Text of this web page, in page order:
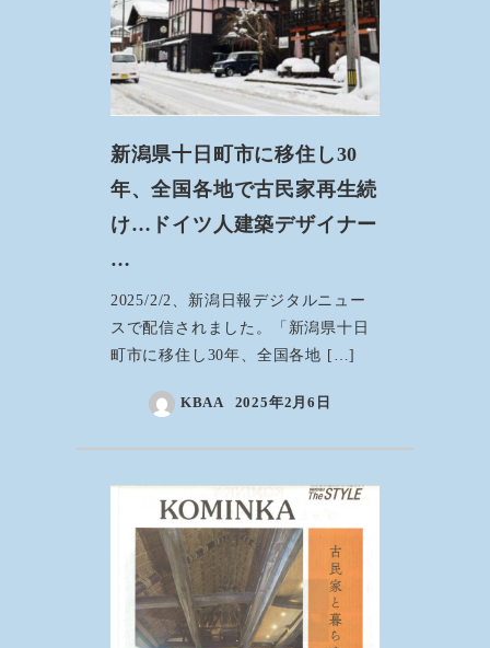
新潟県十日町市に移住し30
年、全国各地で古民家再生続
け…ドイツ人建築デザイナー
…
2025/2/2、新潟日報デジタルニュー
スで配信されました。「新潟県十日
町市に移住し30年、全国各地 […]
KBAA 2025年2月6日